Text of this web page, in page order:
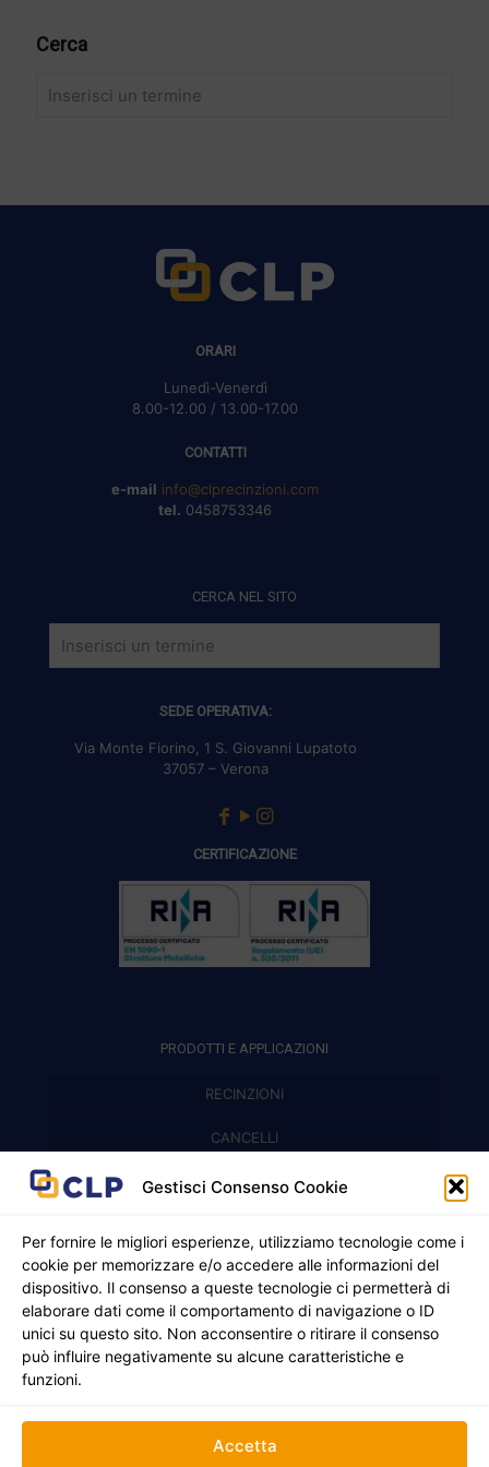
Gestisci Consenso Cookie
Per fornire le migliori esperienze, utilizziamo tecnologie come i
cookie per memorizzare e/o accedere alle informazioni del
dispositivo. Il consenso a queste tecnologie ci permetterà di
elaborare dati come il comportamento di navigazione o ID
unici su questo sito. Non acconsentire o ritirare il consenso
può influire negativamente su alcune caratteristiche e
funzioni.
Accetta
Cerca
ORARI
Lunedì-Venerdì
8.00-12.00 / 13.00-17.00
CONTATTI
e-mail info@clprecinzioni.com
tel. 0458753346
CERCA NEL SITO
SEDE OPERATIVA:
Via Monte Fiorino, 1 S. Giovanni Lupatoto
37057 – Verona
CERTIFICAZIONE
PRODOTTI E APPLICAZIONI
RECINZIONI
Recinzioni modulari
Recinzioni a pannelli
CANCELLI
Cancelli prefabbricati
Cancelli in ferro battuto
Cancelli a due ante
Cancelli scorrevoli
APPLICAZIONI
Griglie e chiusini
Inferriate
Nicchie per gas ed elettricità
© 2021 - 2026 CLP SRLS All Rights Reserved.
CF e P. IVA 05130250235 | Sede legale Via Alessandro
Credits:Creativart
CANCELLI